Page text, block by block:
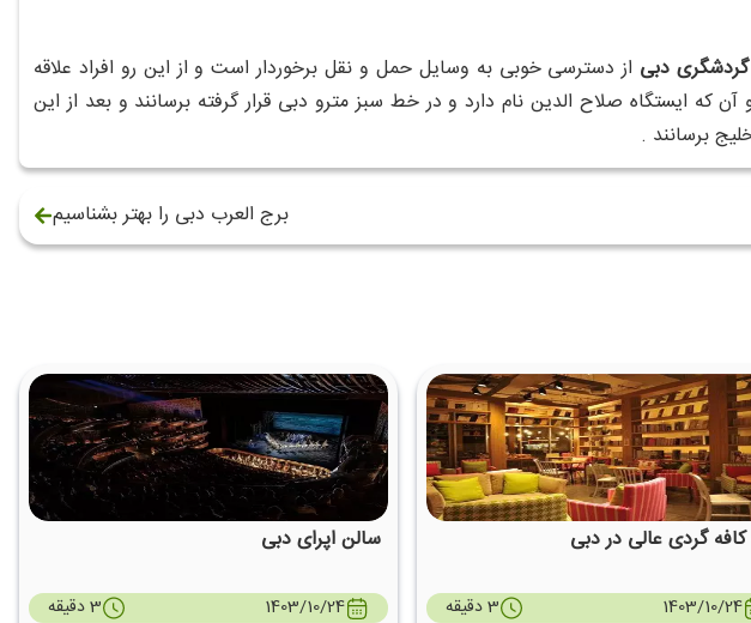
دبی از دسترسی خوبی به وسایل حمل و نقل برخوردار است و از این رو افراد علاقه
که ایستگاه صلاح الدین نام دارد و در خط سبز مترو دبی قرار گرفته برسانند و بعد از این
برسانند .
برج العرب دبی را بهتر بشناسیم
گردی عالی در دبی
1403/10/24 3 دقیقه
سالن اپرای دبی
1403/10/24 3 دقیقه